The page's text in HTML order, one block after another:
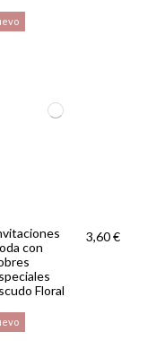
con
Floral
3,60 €